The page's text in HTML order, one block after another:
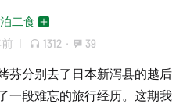
二食
1312 · 39
芬分别去了日本新泻县的越后
一段难忘的旅行经历。这期我